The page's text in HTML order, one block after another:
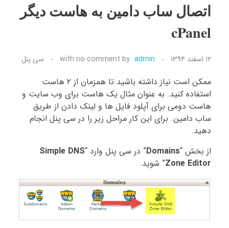
اتصال ساب دامین به هاست دیگر
cPanel
۱۲ اسفند ۱۳۹۴ by admin
with no comment سی پنل
ممکن است نیاز داشته باشید تا همزمان از ۲ هاست
استفاده کنید. به عنوان مثال یک هاست برای وب سایت و
هاست دومی برای آپلود فایل ها و لینک دادن از طریق
ساب دامین. برای این کار مراحل زیر را در سی پنل انجام
دهید.
از بخش “Domains” در سی پنل وارد “Simple DNS
Zone Editor” شوید.